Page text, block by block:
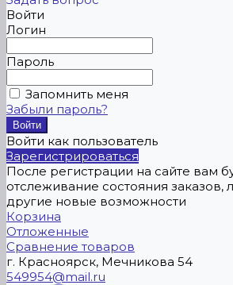
Войти
Логин
Пароль
Запомнить меня
Забыли пароль?
Войти как пользователь
Зарегистрироваться
После регистрации на сайте вам
отслеживание состояния заказов,
другие новые возможности
Корзина
Отложенные
Сравнение товаров
г. Красноярск, Мечникова 54
549954@mail.ru